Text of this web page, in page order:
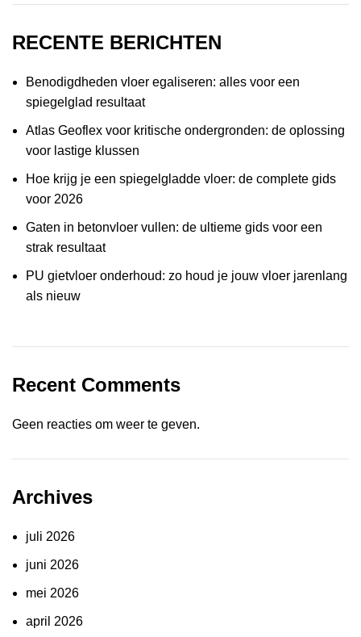
RECENTE BERICHTEN
Benodigdheden vloer egaliseren: alles voor een
spiegelglad resultaat
Atlas Geoflex voor kritische ondergronden: de oplossing
voor lastige klussen
Hoe krijg je een spiegelgladde vloer: de complete gids
voor 2026
Gaten in betonvloer vullen: de ultieme gids voor een
strak resultaat
PU gietvloer onderhoud: zo houd je jouw vloer jarenlang
als nieuw
Recent Comments
Geen reacties om weer te geven.
Archives
juli 2026
juni 2026
mei 2026
april 2026